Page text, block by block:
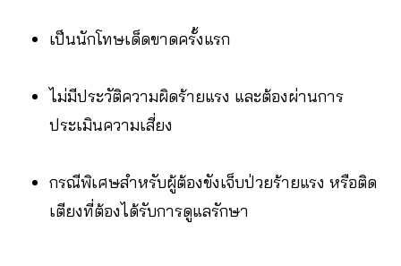
เป็นนักโทษเด็ดขาดครั้งแรก
ไม่มีประวัติความผิดร้ายแรง และต้องผ่านการ
ประเมินความเสี่ยง
กรณีพิเศษสำหรับผู้ต้องขังเจ็บป่วยร้ายแรง หรือติด
เตียงที่ต้องได้รับการดูแลรักษา